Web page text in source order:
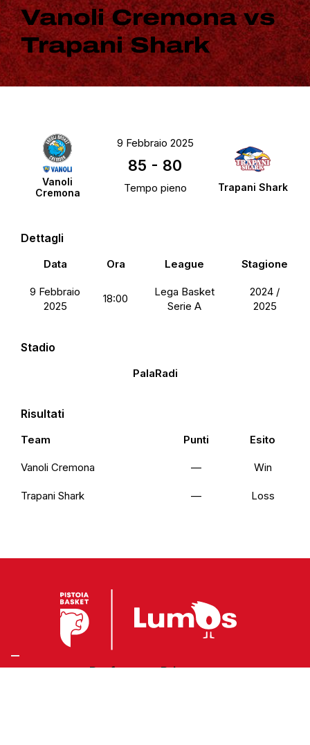
Vanoli Cremona vs
Trapani Shark
Vanoli
Cremona
Trapani Shark
9 Febbraio 2025
85 - 80
Tempo pieno
Dettagli
Data Ora League Stagione
9 Febbraio
2025
18:00
Lega Basket
Serie A
2024 /
2025
Stadio
PalaRadi
Risultati
Team Punti Esito
Vanoli Cremona — Win
Trapani Shark — Loss
Preferenze Privacy